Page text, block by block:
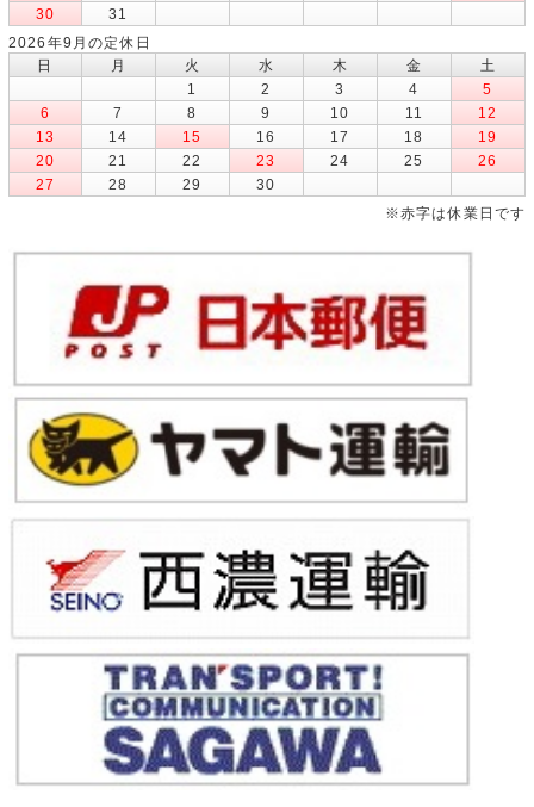
30
31
2026年9月の定休日
日
月 火 水 木 金
土
1
2 3 4
5
6
7 8 9 10 11
12
13
14 15 16 17 18
19
20
21 22 23 24 25
26
27
28 29
30
※赤字は休業日です